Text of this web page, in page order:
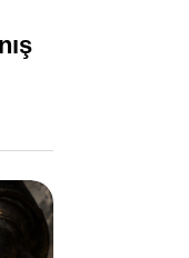
Haberleri
Facebook